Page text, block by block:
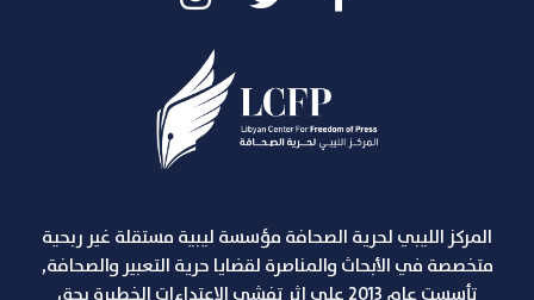
المركز الليبي لحرية الصحافة مؤسسة ليبية مستقلة غير ربحية
متخصصة في الأبحاث والمناصرة لقضايا حرية التعبير والصحافة,